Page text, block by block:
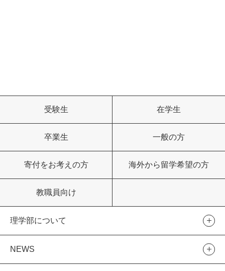
受験生 在学生
卒業生 一般の方
寄付をお考えの方 海外から留学希望の方
教職員向け
理学部について
NEWS